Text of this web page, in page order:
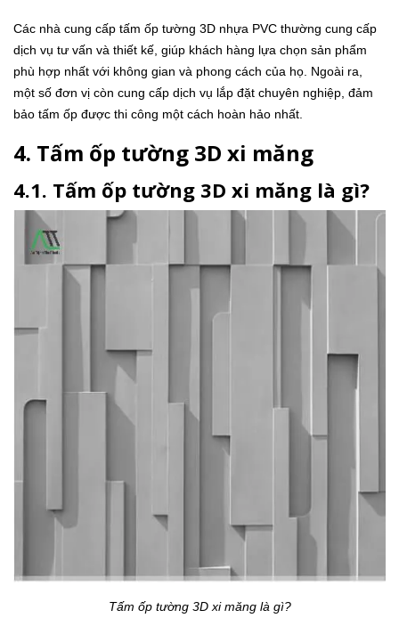
Các nhà cung cấp tấm ốp tường 3D nhựa PVC thường cung cấp
dịch vụ tư vấn và thiết kế, giúp khách hàng lựa chọn sản phẩm
phù hợp nhất với không gian và phong cách của họ. Ngoài ra,
một số đơn vị còn cung cấp dịch vụ lắp đặt chuyên nghiệp, đảm
bảo tấm ốp được thi công một cách hoàn hảo nhất.
4. Tấm ốp tường 3D xi măng
4.1. Tấm ốp tường 3D xi măng là gì?
Tấm ốp tường 3D xi măng là gì?